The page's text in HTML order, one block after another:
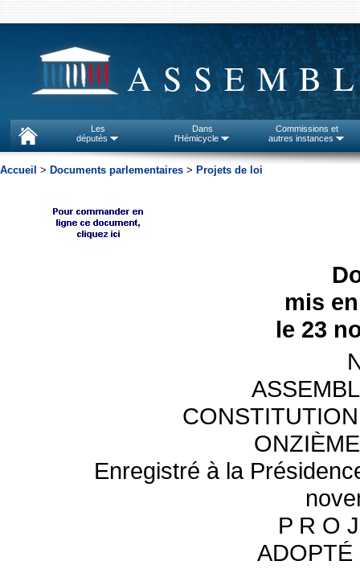
Les
députés
Dans
l'Hémicycle
Commissions et
autres instances
Accueil > Documents parlementaires > Projets de loi
mis
le 23
Enregistré à la
P R O
ADOPTÉ